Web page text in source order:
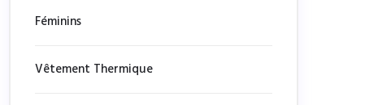
Féminins
Vêtement Thermique